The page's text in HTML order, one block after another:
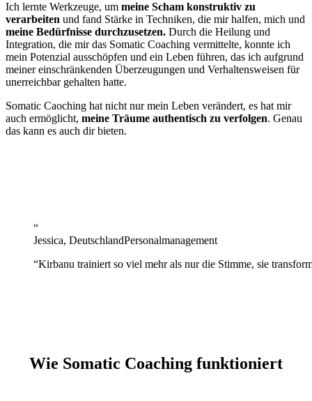
Ich lernte Werkzeuge, um meine Scham konstruktiv zu
verarbeiten und fand Stärke in Techniken, die mir halfen, mich und
meine Bedürfnisse durchzusetzen. Durch die Heilung und
Integration, die mir das Somatic Coaching vermittelte, konnte ich
mein Potenzial ausschöpfen und ein Leben führen, das ich aufgrund
meiner einschränkenden Überzeugungen und Verhaltensweisen für
unerreichbar gehalten hatte.
Somatic Caoching hat nicht nur mein Leben verändert, es hat mir
auch ermöglicht, meine Träume authentisch zu verfolgen. Genau
das kann es auch dir bieten.
“
Jessica, DeutschlandPersonalmanagement
“Kirbanu trainiert so viel mehr als nur die Stimme, sie
Wie Somatic Coaching funktioniert